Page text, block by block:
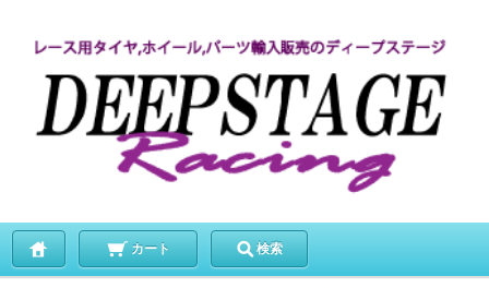
カート 検索